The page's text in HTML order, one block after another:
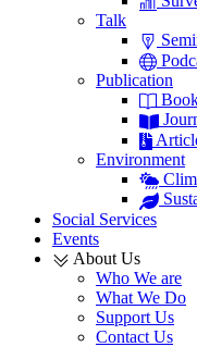
Talk
Publication
Environment
Social Services
Events
About Us
Who We are
What We Do
Support Us
Contact Us